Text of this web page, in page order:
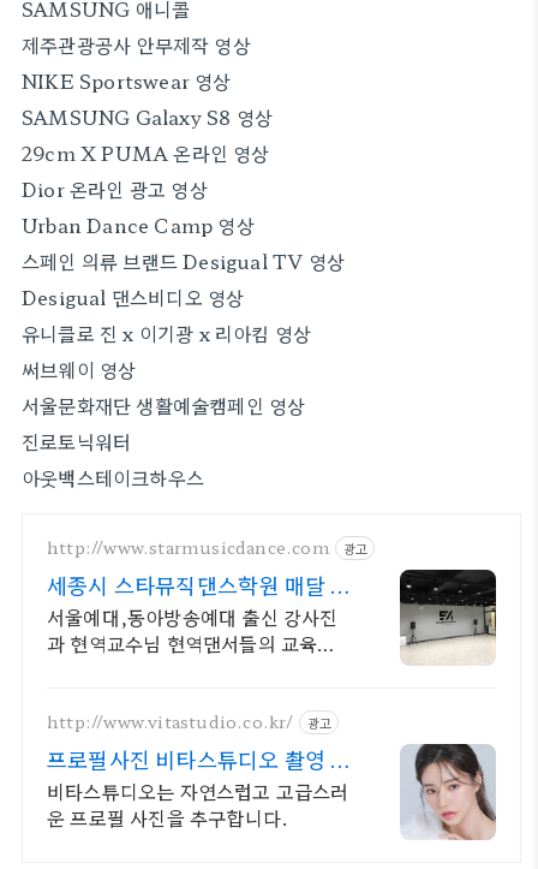
SAMSUNG 애니콜
제주관광공사 안무제작 영상
NIKE Sportswear 영상
SAMSUNG Galaxy S8 영상
29cm X PUMA 온라인 영상
Dior 온라인 광고 영상
Urban Dance Camp 영상
스페인 의류 브랜드 Desigual TV 영상
Desigual 댄스비디오 영상
유니클로 진 x 이기광 x 리아킴 영상
써브웨이 영상
서울문화재단 생활예술캠페인 영상
진로토닉워터
아웃백스테이크하우스
http://www.starmusicdance.com 광고
세종시 스타뮤직댄스학원 매달 내
방오디션개최
서울예대,동아방송예대 출신 강사진
과 현역교수님 현역댄서들의 교육을
http://www.vitastudio.co.kr/ 광고
프로필사진 비타스튜디오 촬영 당
일 1:1 사진수정
비타스튜디오는 자연스럽고 고급스러
운 프로필 사진을 추구합니다.